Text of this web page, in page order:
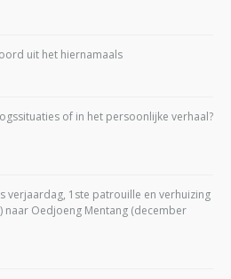
uit het hiernamaals
of in het persoonlijke verhaal?
verjaardag, 1ste patrouille en verhuizing
naar Oedjoeng Mentang (december